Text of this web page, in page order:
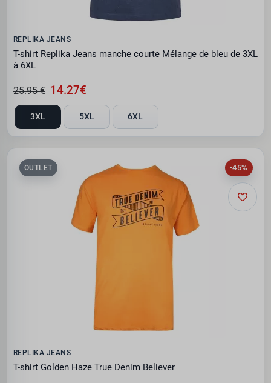
REPLIKA JEANS
T-shirt Replika Jeans manche courte Mélange de bleu de 3XL
à 6XL
25.95 € 14.27€
3XL 5XL 6XL
-45%
OUTLET
REPLIKA JEANS
T-shirt Golden Haze True Denim Believer